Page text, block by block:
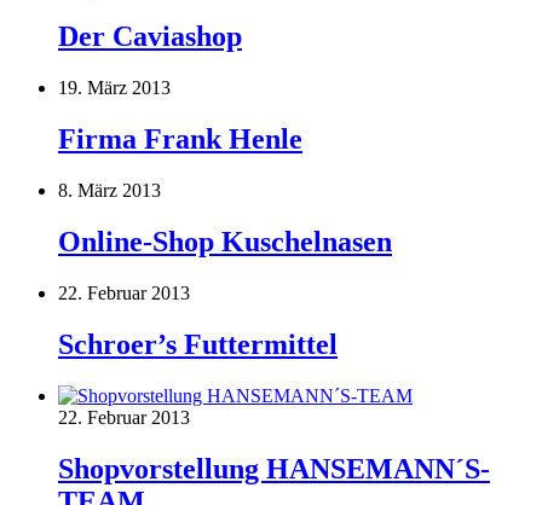
Der Caviashop
19. März 2013
Firma Frank Henle
8. März 2013
Online-Shop Kuschelnasen
22. Februar 2013
Schroer’s Futtermittel
22. Februar 2013
Shopvorstellung HANSEMANN´S-